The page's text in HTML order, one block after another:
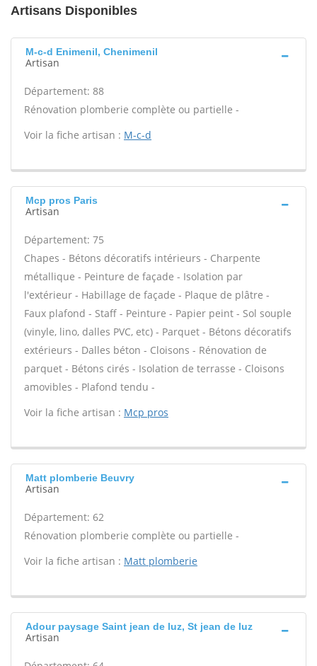
Artisans Disponibles
M-c-d Enimenil, Chenimenil
Artisan
Département: 88
Rénovation plomberie complète ou partielle -
Voir la fiche artisan : M-c-d
Mcp pros Paris
Artisan
Département: 75
Chapes - Bétons décoratifs intérieurs - Charpente
métallique - Peinture de façade - Isolation par
l'extérieur - Habillage de façade - Plaque de plâtre -
Faux plafond - Staff - Peinture - Papier peint - Sol souple
(vinyle, lino, dalles PVC, etc) - Parquet - Bétons décoratifs
extérieurs - Dalles béton - Cloisons - Rénovation de
parquet - Bétons cirés - Isolation de terrasse - Cloisons
amovibles - Plafond tendu -
Voir la fiche artisan : Mcp pros
Matt plomberie Beuvry
Artisan
Département: 62
Rénovation plomberie complète ou partielle -
Voir la fiche artisan : Matt plomberie
Adour paysage Saint jean de luz, St jean de luz
Artisan